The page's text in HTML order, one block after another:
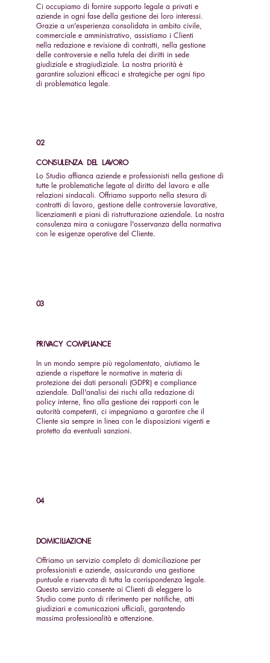
Ci occupiamo di fornire supporto legale a privati ​​e
aziende in ogni fase della gestione dei loro interessi.
Grazie a un'esperienza consolidata in ambito civile,
commerciale e amministrativo, assistiamo i Clienti
nella redazione e revisione di contratti, nella gestione
delle controversie e nella tutela dei diritti in sede
giudiziale e stragiudiziale. La nostra priorità è
garantire soluzioni efficaci e strategiche per ogni tipo
di problematica legale.
02
CONSULENZA DEL LAVORO
Lo Studio affianca aziende e professionisti nella gestione di
tutte le problematiche legate al diritto del lavoro e alle
relazioni sindacali. Offriamo supporto nella stesura di
contratti di lavoro, gestione delle controversie lavorative,
licenziamenti e piani di ristrutturazione aziendale. La nostra
consulenza mira a coniugare l'osservanza della normativa
con le esigenze operative del Cliente.
03
PRIVACY COMPLIANCE
In un mondo sempre più regolamentato, aiutiamo le
aziende a rispettare le normative in materia di
protezione dei dati personali (GDPR) e compliance
aziendale. Dall'analisi dei rischi alla redazione di
policy interne, fino alla gestione dei rapporti con le
autorità competenti, ci impegniamo a garantire che il
Cliente sia sempre in linea con le disposizioni vigenti e
protetto da eventuali sanzioni.
04
DOMICILIAZIONE
Offriamo un servizio completo di domiciliazione per
professionisti e aziende, assicurando una gestione
puntuale e riservata di tutta la corrispondenza legale.
Questo servizio consente ai Clienti di eleggere lo
Studio come punto di riferimento per notifiche, atti
giudiziari e comunicazioni ufficiali, garantendo
massima professionalità e attenzione.